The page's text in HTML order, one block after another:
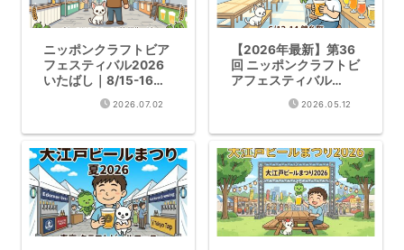
ニッポンクラフトビア
フェスティバル2026
いたばし｜8/15-16・
2026.07.02
【2026年最新】第36
回 ニッポンクラフトビ
アフェスティバル
2026 in すみだ 完全ガ
イド｜20社・40銘柄
2026.05.12